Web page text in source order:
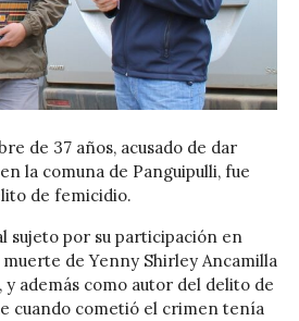
de 37 años, acusado de dar
la comuna de Panguipulli, fue
de femicidio.
sujeto por su participación en
de Yenny Shirley Ancamilla
y además como autor del delito de
cuando cometió el crimen tenía